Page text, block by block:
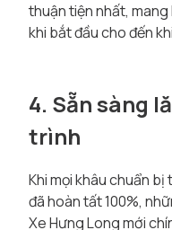
thuận tiện nhất,
khi bắt đầu cho đến
4. Sẵn sàng
trình
Khi mọi khâu chuẩn
đã hoàn tất 100%,
Xe Hưng Long mới